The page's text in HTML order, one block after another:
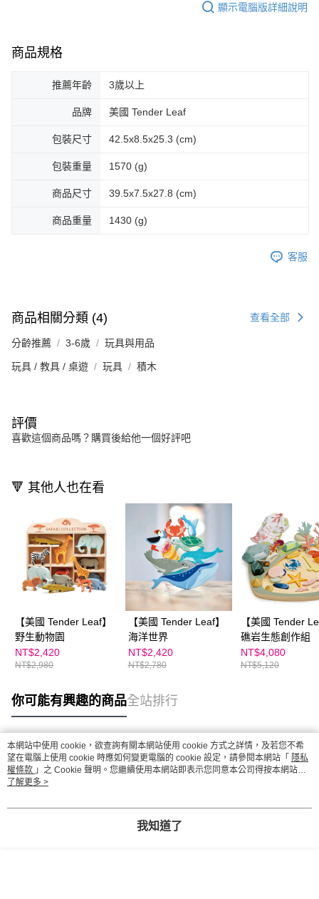
顯示電腦版詳細說明
商品規格
推薦年齡 3歲以上
品牌 美國 Tender Leaf
包裝尺寸 42.5x8.5x25.3 (cm)
包裝重量 1570 (g)
商品尺寸 39.5x7.5x27.8 (cm)
商品重量 1430 (g)
客服
商品相關分類 (4) 查看全部
分齡推薦 3-6歲 玩具與用品
玩具 / 教具 / 桌遊 玩具 積木
評價
喜歡這個商品嗎？購買後給他一個好評吧
🔻 其他人也在看
【美國 Tender Leaf】
野生動物園
NT$2,420
NT$2,980
【美國 Tender Leaf】
海洋世界
NT$2,420
NT$2,780
【美國 Tender
礁岩生態創作組
NT$4,080
NT$5,120
你可能有興趣的商品全站排行
熱門標籤
本網站中使用 cookie，欲查詢有關本網站使用 cookie 方式之詳情，及若您不希
望在電腦上使用 cookie 時應如何變更電腦的 cookie 設定，請參閱本網站「 隱私
權條款 」之 Cookie 聲明。您繼續使用本網站即表示您同意本公司得按本網站使
用條款之 Cookie 聲明使用 cookie。
了解更多 >
我知道了